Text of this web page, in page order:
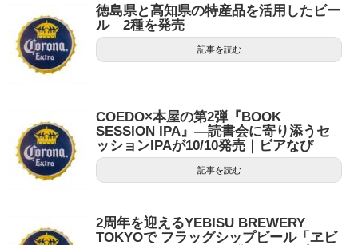
徳島県と高知県の特産品を活用したビー
ル 2種を発売
記事を読む
COEDO×本屋の第2弾『BOOK
SESSION IPA』—読書会に寄り添うセ
ッションIPAが10/10発売｜ビアなび
記事を読む
2周年を迎えるYEBISU BREWERY
TOKYOで フラッグシップビール「ヱビ